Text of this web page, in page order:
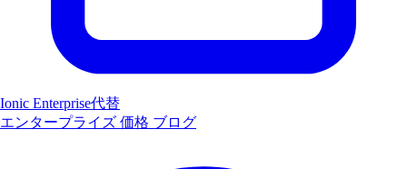
Ionic Enterprise代替
エンタープライズ 価格 ブログ